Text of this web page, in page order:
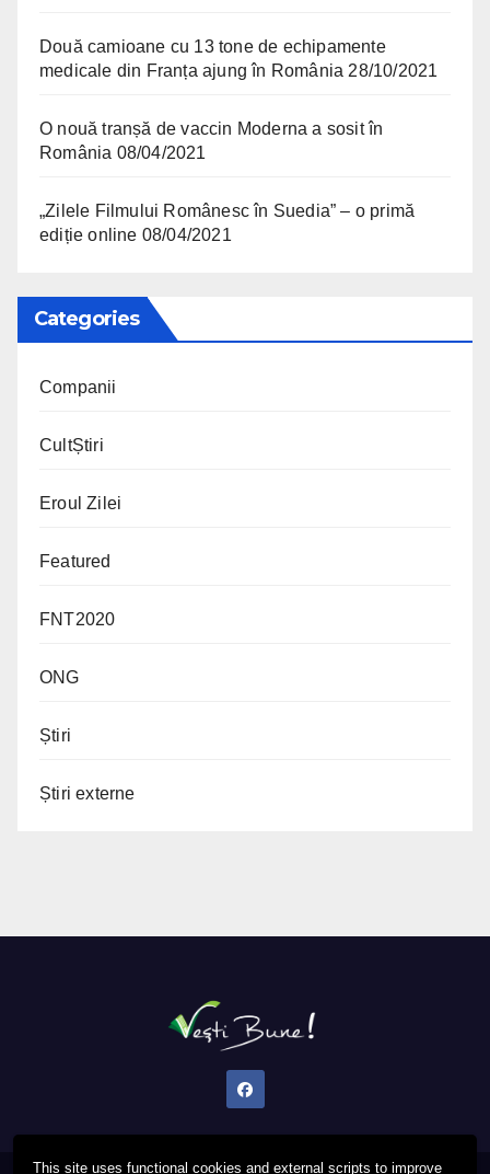
This site uses functional cookies and external scripts to improve
Două camioane cu 13 tone de echipamente
medicale din Franța ajung în România 28/10/2021
O nouă tranșă de vaccin Moderna a sosit în
România 08/04/2021
„Zilele Filmului Românesc în Suedia” – o primă
ediție online 08/04/2021
Categories
Companii
CultȘtiri
Eroul Zilei
Featured
FNT2020
ONG
Știri
Știri externe